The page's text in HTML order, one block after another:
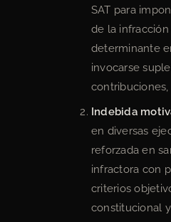
SAT para
de la
determinante
invocarse
Indebida
en diversas
reforzada en
infractora con
criterios
constitucional